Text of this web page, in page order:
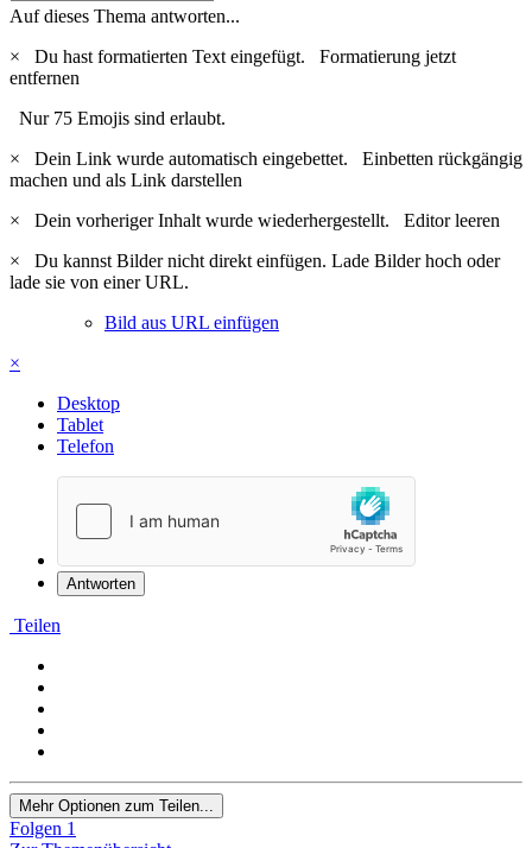
Auf dieses Thema antworten...
×
Du hast formatierten Text eingefügt. Formatierung jetzt
entfernen
Nur 75 Emojis sind erlaubt.
×
Dein Link wurde automatisch eingebettet. Einbetten rückgängig
machen und als Link darstellen
×
Dein vorheriger Inhalt wurde wiederhergestellt. Editor leeren
×
Du kannst Bilder nicht direkt einfügen. Lade Bilder hoch oder
lade sie von einer URL.
Bild aus URL einfügen
×
Desktop
Tablet
Telefon
Antworten
Teilen
Mehr Optionen zum Teilen...
Folgen 1